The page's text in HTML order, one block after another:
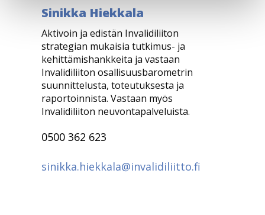
Sinikka Hiekkala
Aktivoin ja edistän Invalidiliiton
strategian mukaisia tutkimus- ja
kehittämishankkeita ja vastaan
Invalidiliiton osallisuusbarometrin
suunnittelusta, toteutuksesta ja
raportoinnista. Vastaan myös
Invalidiliiton neuvontapalveluista.
0500 362 623
sinikka.hiekkala@invalidiliitto.fi